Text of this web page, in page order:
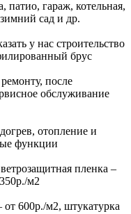
патио, гараж, котельная,
сад и др.
у нас строительство
брус
после
обслуживание
отопление и
функции
пленка –
м2
от 600р./м2, штукатурка